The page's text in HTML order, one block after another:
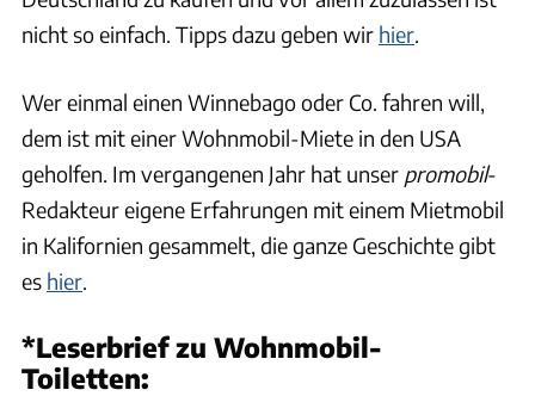
nicht so einfach. Tipps dazu geben wir hier.
Wer einmal einen Winnebago oder Co. fahren will,
dem ist mit einer Wohnmobil-Miete in den USA
geholfen. Im vergangenen Jahr hat unser promobil-
Redakteur eigene Erfahrungen mit einem Mietmobil
in Kalifornien gesammelt, die ganze Geschichte gibt
es hier.
*Leserbrief zu Wohnmobil-
Toiletten: